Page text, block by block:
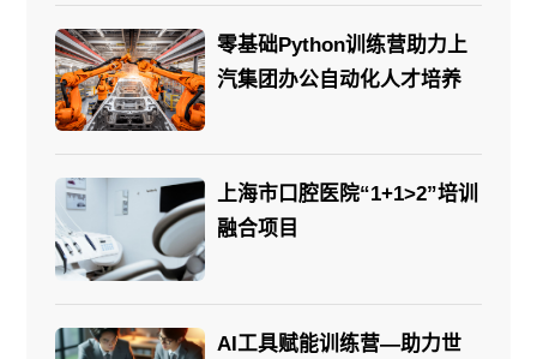
零基础Python训练营助力上
汽集团办公自动化人才培养
上海市口腔医院“1+1>2”培训
融合项目
AI工具赋能训练营—助力世